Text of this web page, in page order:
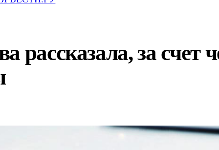
рассказала, за